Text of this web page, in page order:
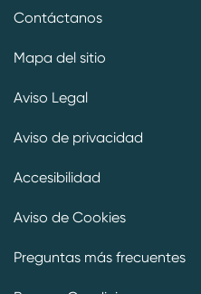
Contáctanos
Mapa del sitio
Aviso Legal
Aviso de privacidad
Accesibilidad
Aviso de Cookies
Preguntas más frecuentes